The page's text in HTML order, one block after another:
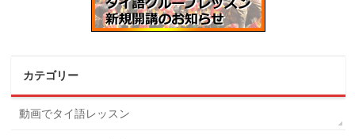
カテゴリー
動画でタイ語レッスン